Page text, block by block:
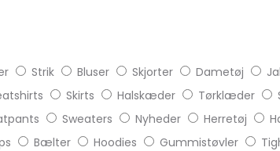
Strik Bluser Skjorter Dametøj
Skirts Halskæder Tørklæder
Sweaters Nyheder Herretøj
Bælter Hoodies Gummistøvler